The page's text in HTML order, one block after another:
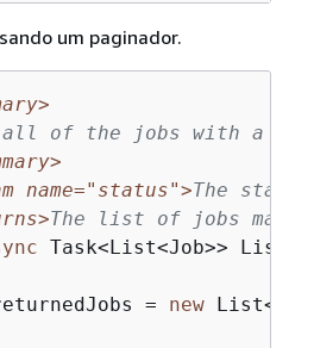
um paginador.
of the jobs with a
name="status">The
The list of jobs
Task<List<Job>>
= new